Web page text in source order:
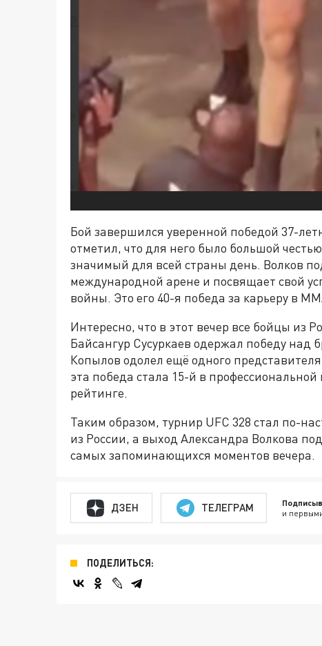
Бой завершился уверенной победой 37-
отметил, что для него было большой
значимый для всей страны день. Волков
международной арене и посвящает свой
войны. Это его 40-я победа за карьеру в
Интересно, что в этот вечер все бойцы из
Байсангур Сусуркаев одержал победу
Копылов одолел ещё одного
эта победа стала 15-й в
рейтинге.
Таким образом, турнир UFC 328 стал по-
из России, а выход Александра Волкова
самых запоминающихся моментов вечера.
ДЗЕН ТЕЛЕГРАМ и
ПОДЕЛИТЬСЯ: